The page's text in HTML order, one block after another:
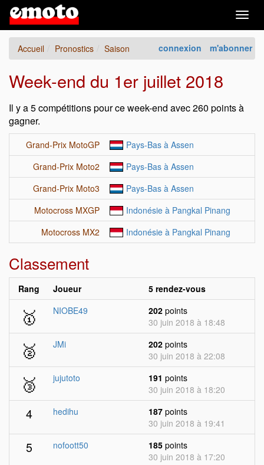
connexion m'abonner
Accueil Pronostics Saison
Week-end du 1er juillet 2018
Il y a 5 compétitions pour ce week-end avec 260 points à
gagner.
Grand-Prix MotoGP
Pays-Bas à Assen
Grand-Prix Moto2
Pays-Bas à Assen
Grand-Prix Moto3
Pays-Bas à Assen
Motocross MXGP
Indonésie à Pangkal Pinang
Motocross MX2
Indonésie à Pangkal Pinang
Classement
Rang Joueur 5 rendez-vous
🥇 NIOBE49 202 points
30 juin 2018 à 18:48
🥈 JMi 202 points
30 juin 2018 à 22:08
🥉 jujutoto 191 points
30 juin 2018 à 18:20
4 hedihu 187 points
30 juin 2018 à 19:41
5 nofoott50 185 points
30 juin 2018 à 17:20